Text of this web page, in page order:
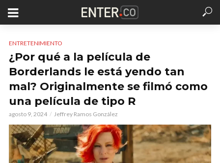
ENTRETENIMIENTO
¿Por qué a la película de
Borderlands le está yendo tan
mal? Originalmente se filmó como
una película de tipo R
agosto 9, 2024 Jeffrey Ramos González